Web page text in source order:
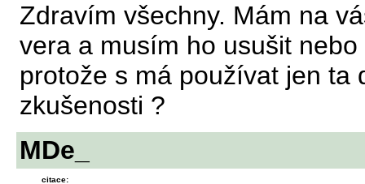
Zdravím všechny. Mám na
vera a musím ho usušit
protože s má používat jen ta
zkušenosti ?
MDe_
citace: